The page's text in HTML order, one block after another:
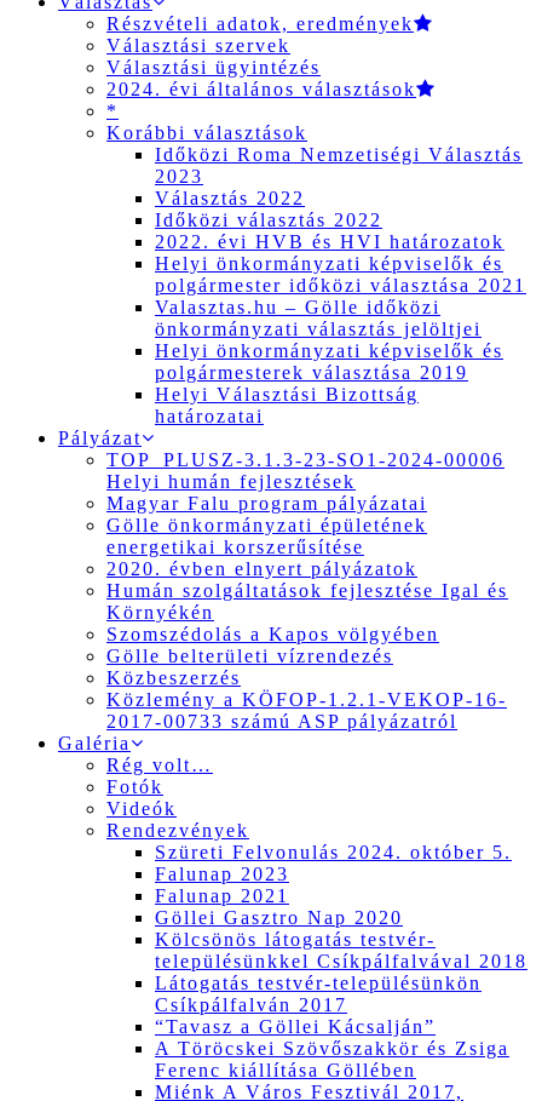
Részvételi adatok, eredmények
Választási szervek
Választási ügyintézés
2024. évi általános választások
*
Korábbi választások
Időközi Roma Nemzetiségi Választás
2023
Választás 2022
Időközi választás 2022
2022. évi HVB és HVI határozatok
Helyi önkormányzati képviselők és
polgármester időközi választása 2021
Valasztas.hu – Gölle időközi
önkormányzati választás jelöltjei
Helyi önkormányzati képviselők és
polgármesterek választása 2019
Helyi Választási Bizottság
határozatai
Pályázat
TOP_PLUSZ-3.1.3-23-SO1-2024-00006
Helyi humán fejlesztések
Magyar Falu program pályázatai
Gölle önkormányzati épületének
energetikai korszerűsítése
2020. évben elnyert pályázatok
Humán szolgáltatások fejlesztése Igal és
Környékén
Szomszédolás a Kapos völgyében
Gölle belterületi vízrendezés
Közbeszerzés
Közlemény a KÖFOP-1.2.1-VEKOP-16-
2017-00733 számú ASP pályázatról
Galéria
Rég volt…
Fotók
Videók
Rendezvények
Szüreti Felvonulás 2024. október 5.
Falunap 2023
Falunap 2021
Göllei Gasztro Nap 2020
Kölcsönös látogatás testvér-
településünkkel Csíkpálfalvával 2018
Látogatás testvér-településünkön
Csíkpálfalván 2017
“Tavasz a Göllei Kácsalján”
A Töröcskei Szövőszakkör és Zsiga
Ferenc kiállítása Göllében
Miénk A Város Fesztivál 2017,